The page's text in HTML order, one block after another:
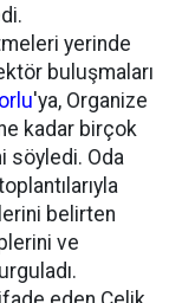
yerinde
buluşmaları
'ya, Organize
kadar birçok
söyledi. Oda
belirten
ve